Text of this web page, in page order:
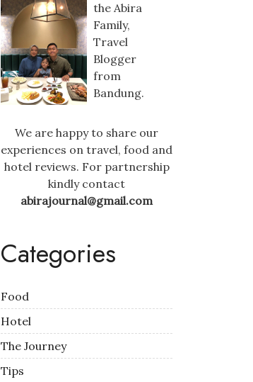
the Abira
Family,
Travel
Blogger
from
Bandung.
We are happy to share our
experiences on travel, food and
hotel reviews. For partnership
kindly contact
abirajournal@gmail.com
Categories
Food
Hotel
The Journey
Tips